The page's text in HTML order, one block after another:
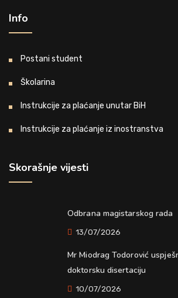
Info
Postani student
Školarina
Instrukcije za plaćanje unutar BiH
Instrukcije za plaćanje iz inostranstva
Skorašnje vijesti
Odbrana magistarskog rada
13/07/2026
Mr Miodrag Todorović
doktorsku disertaciju
10/07/2026